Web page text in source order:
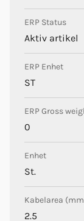
ERP Status
Aktiv artikel
ERP Enhet
ST
ERP Gross
0
Enhet
St.
Kabelarea
2.5